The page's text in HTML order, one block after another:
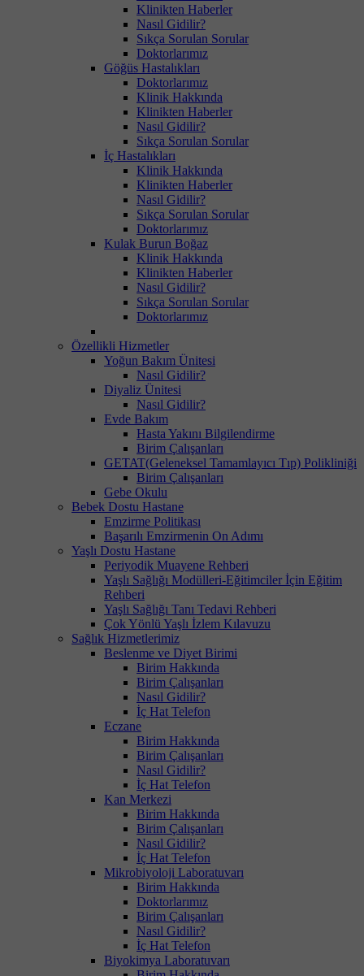
Klinikten Haberler
Nasıl Gidilir?
Sıkça Sorulan Sorular
Doktorlarımız
Göğüs Hastalıkları
Doktorlarımız
Klinik Hakkında
Klinikten Haberler
Nasıl Gidilir?
Sıkça Sorulan Sorular
İç Hastalıkları
Klinik Hakkında
Klinikten Haberler
Nasıl Gidilir?
Sıkça Sorulan Sorular
Doktorlarımız
Kulak Burun Boğaz
Klinik Hakkında
Klinikten Haberler
Nasıl Gidilir?
Sıkça Sorulan Sorular
Doktorlarımız
Özellikli Hizmetler
Yoğun Bakım Ünitesi
Nasıl Gidilir?
Diyaliz Ünitesi
Nasıl Gidilir?
Evde Bakım
Hasta Yakını Bilgilendirme
Birim Çalışanları
GETAT(Geleneksel Tamamlayıcı Tıp) Polikliniği
Birim Çalışanları
Gebe Okulu
Bebek Dostu Hastane
Emzirme Politikası
Başarılı Emzirmenin On Adımı
Yaşlı Dostu Hastane
Periyodik Muayene Rehberi
Yaşlı Sağlığı Modülleri-Eğitimciler İçin Eğitim
Rehberi
Yaşlı Sağlığı Tanı Tedavi Rehberi
Çok Yönlü Yaşlı İzlem Kılavuzu
Sağlık Hizmetlerimiz
Beslenme ve Diyet Birimi
Birim Hakkında
Birim Çalışanları
Nasıl Gidilir?
İç Hat Telefon
Eczane
Birim Hakkında
Birim Çalışanları
Nasıl Gidilir?
İç Hat Telefon
Kan Merkezi
Birim Hakkında
Birim Çalışanları
Nasıl Gidilir?
İç Hat Telefon
Mikrobiyoloji Laboratuvarı
Birim Hakkında
Doktorlarımız
Birim Çalışanları
Nasıl Gidilir?
İç Hat Telefon
Biyokimya Laboratuvarı